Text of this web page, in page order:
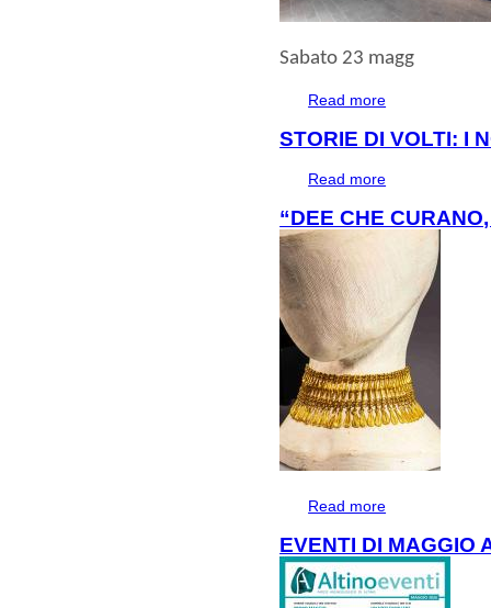
Sabato 23 magg
Read more
STORIE DI VOLTI: I
Read more
“DEE CHE
Read more
EVENTI DI MAGGIO